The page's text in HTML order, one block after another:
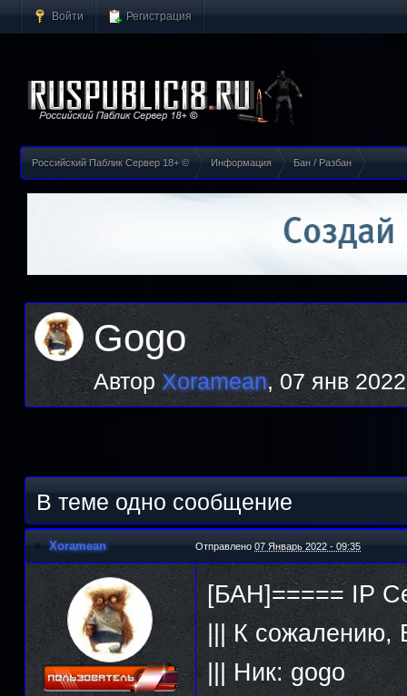
Войти Регистрация
Российский Паблик Сервер 18+ © Информация Бан / Разбан
Gogo
АвторXoramean,07 янв
В теме одно сообщение
Xoramean Отправлено 07 Январь 2022 - 09:35
[БАН]===== IP
||| К сожалению,
||| Ник: gogo